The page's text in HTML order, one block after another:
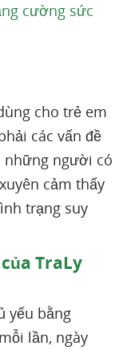
cường sức
cho trẻ em
các vấn đề
những người có
cảm thấy
trạng suy
TraLy
yếu bằng
lần, ngày